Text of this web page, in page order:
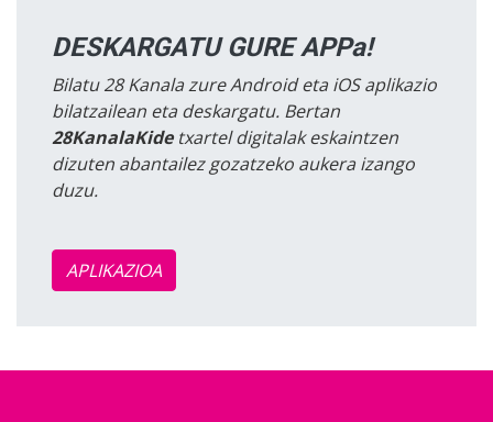
DESKARGATU GURE APPa!
Bilatu 28 Kanala zure Android eta iOS aplikazio
bilatzailean eta deskargatu. Bertan
28KanalaKidetxartel digitalak eskaintzen
dizuten abantailez gozatzeko aukera izango
duzu.
APLIKAZIOA